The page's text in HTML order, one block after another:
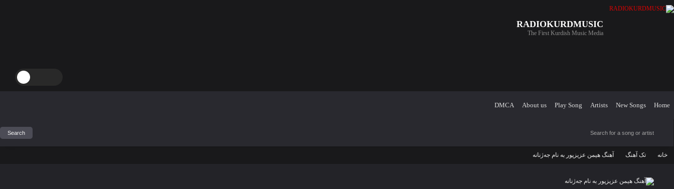
RADIOKURDMUSIC
The First Kurdish Music Media
Home
New Songs
Artists
Play Song
About us
DMCA
خانه تک آهنگ آهنگ هیمن عزیزپور به نام جەژنانه